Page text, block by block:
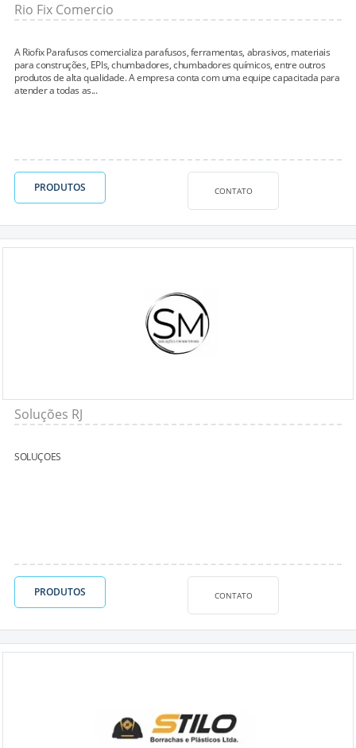
Rio Fix Comercio
A Riofix Parafusos comercializa parafusos, ferramentas, abrasivos, materiais
para construções, EPIs, chumbadores, chumbadores químicos, entre outros
produtos de alta qualidade. A empresa conta com uma equipe capacitada para
atender a todas as...
PRODUTOS CONTATO
Soluções RJ
SOLUÇOES
PRODUTOS CONTATO